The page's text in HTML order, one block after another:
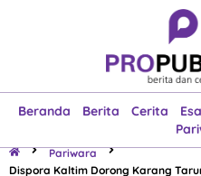
Beranda Berita Cerita
Pariwara
Dispora Kaltim Dorong Karang